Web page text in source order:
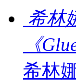
希林
《
希林